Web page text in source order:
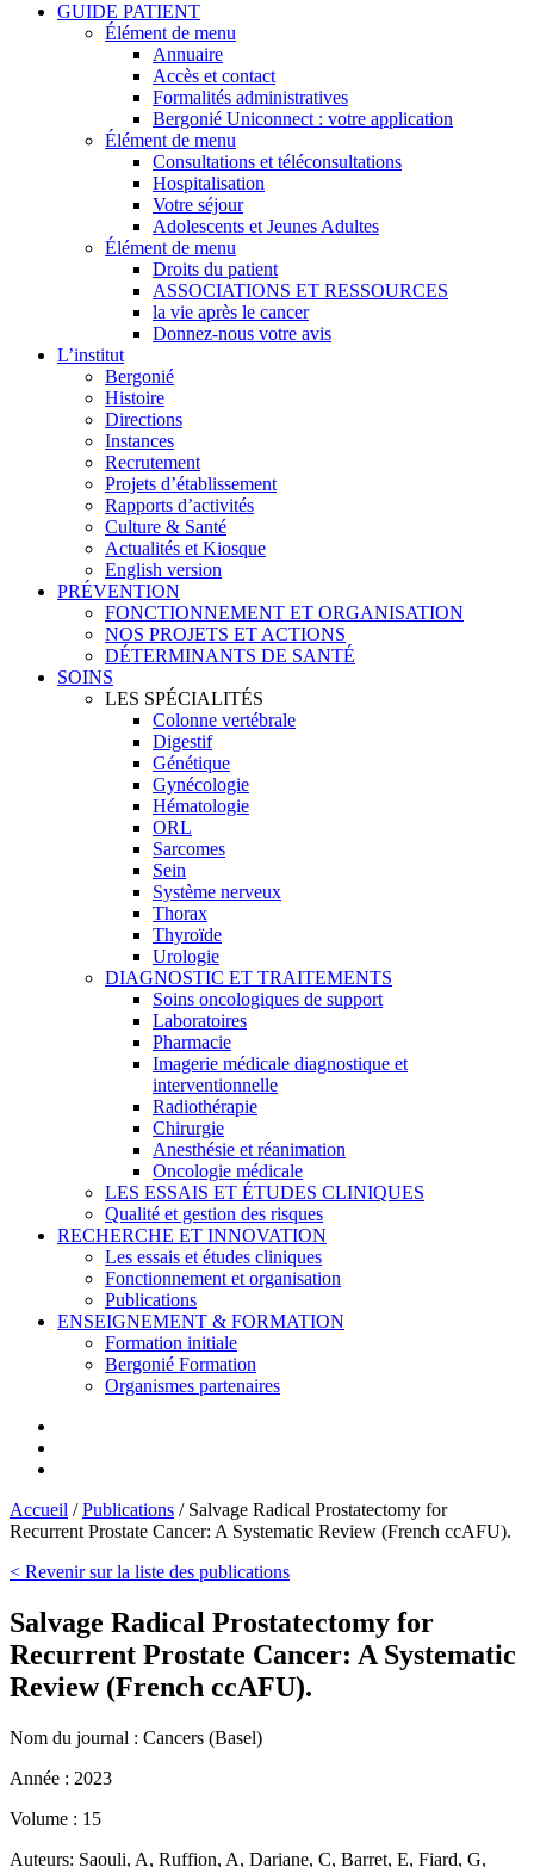
GUIDE PATIENT
Élément de menu
Annuaire
Accès et contact
Formalités administratives
Bergonié Uniconnect : votre application
Élément de menu
Consultations et téléconsultations
Hospitalisation
Votre séjour
Adolescents et Jeunes Adultes
Élément de menu
Droits du patient
ASSOCIATIONS ET RESSOURCES
la vie après le cancer
Donnez-nous votre avis
L’institut
Bergonié
Histoire
Directions
Instances
Recrutement
Projets d’établissement
Rapports d’activités
Culture & Santé
Actualités et Kiosque
English version
PRÉVENTION
FONCTIONNEMENT ET ORGANISATION
NOS PROJETS ET ACTIONS
DÉTERMINANTS DE SANTÉ
SOINS
LES SPÉCIALITÉS
Colonne vertébrale
Digestif
Génétique
Gynécologie
Hématologie
ORL
Sarcomes
Sein
Système nerveux
Thorax
Thyroïde
Urologie
DIAGNOSTIC ET TRAITEMENTS
Soins oncologiques de support
Laboratoires
Pharmacie
Imagerie médicale diagnostique et
interventionnelle
Radiothérapie
Chirurgie
Anesthésie et réanimation
Oncologie médicale
LES ESSAIS ET ÉTUDES CLINIQUES
Qualité et gestion des risques
RECHERCHE ET INNOVATION
Les essais et études cliniques
Fonctionnement et organisation
Publications
ENSEIGNEMENT & FORMATION
Formation initiale
Bergonié Formation
Organismes partenaires
Accueil /Publications / Salvage Radical Prostatectomy for
Recurrent Prostate Cancer: A Systematic Review (French ccAFU).
< Revenir sur la liste des publications
Salvage Radical Prostatectomy for
Recurrent Prostate Cancer: A Systematic
Review (French ccAFU).
Nom du journal : Cancers (Basel)
Année : 2023
Volume : 15
Auteurs: Saouli, A, Ruffion, A, Dariane, C, Barret, E, Fiard, G,